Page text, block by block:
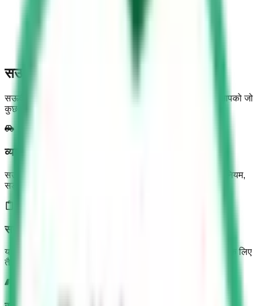
सऊदी ड्राइविंग लाइसेंस ऐप क्यों चुनें?
सऊदी दल्ला टेस्ट की तैयारी और पहले प्रयास में पास होने के लिए आपको जो
कुछ भी चाहिए
व्यापक सीखने का अनुभव
सऊदी दल्ला टेस्ट के सभी पहलुओं की गहन जानकारी, जिसमें सड़क नियम,
सड़क संकेत और वाहन नियंत्रण शामिल हैं
सऊदी ड्राइविंग टेस्ट
यथार्थ मॉक टेस्ट जो आपको वास्तविक सऊदी दल्ला परीक्षा के अनुभव के लिए
तैयार करते हैं